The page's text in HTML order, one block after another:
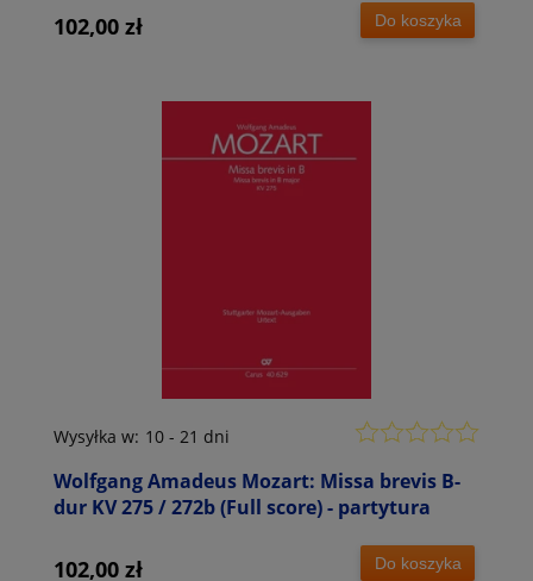
102,00 zł Do koszyka
Wolfgang Amadeus Mozart: Missa brevis B-
dur KV 275 / 272b (Full score) - partytura
Wysyłka w: 10 - 21 dni
102,00 zł Do koszyka